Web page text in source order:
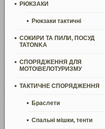
РЮКЗАКИ
Рюкзаки тактичні
СОКИРИ ТА ПИЛИ, ПОСУД
TATONKA
СПОРЯДЖЕННЯ ДЛЯ
МОТО\ВЕЛОТУРИЗМУ
ТАКТИЧНЕ СПОРЯДЖЕННЯ
Браслети
Спальні мішки, тенти